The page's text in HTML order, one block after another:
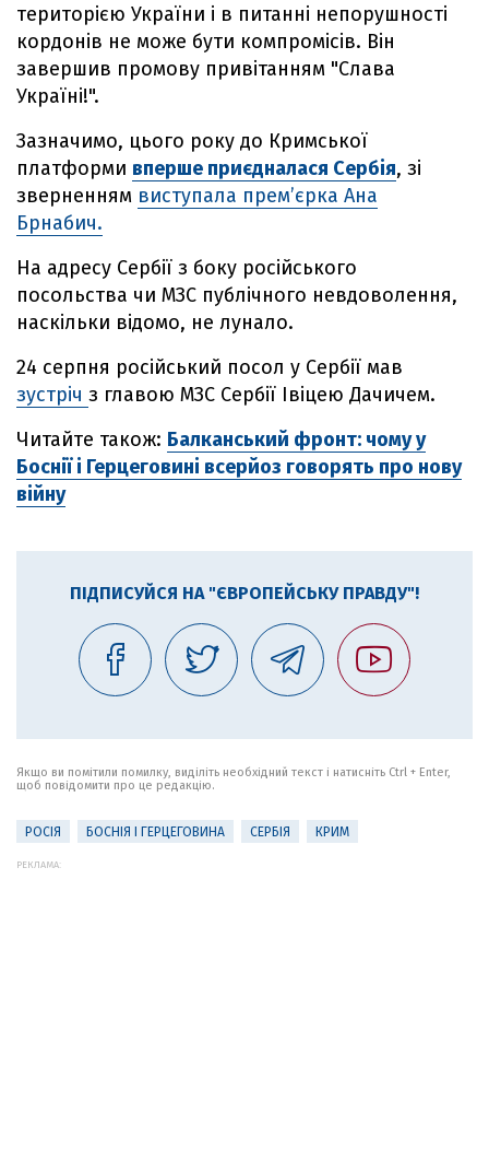
територією України і в питанні непорушності
кордонів не може бути компромісів. Він
завершив промову привітанням "Слава
Україні!".
Зазначимо, цього року до Кримської
платформи вперше приєдналася Сербія, зі
зверненням виступала прем’єрка Ана
Брнабич.
На адресу Сербії з боку російського
посольства чи МЗС публічного невдоволення,
наскільки відомо, не лунало.
24 серпня російський посол у Сербії мав
зустріч з главою МЗС Сербії Івіцею Дачичем.
Читайте також: Балканський фронт: чому у
Боснії і Герцеговині всерйоз говорять про нову
війну
ПІДПИСУЙСЯ НА "ЄВРОПЕЙСЬКУ ПРАВДУ"!
Якщо ви помітили помилку, виділіть необхідний текст і натисніть Ctrl + Enter,
щоб повідомити про це редакцію.
РОСІЯ БОСНІЯ І ГЕРЦЕГОВИНА СЕРБІЯ КРИМ
РЕКЛАМА: